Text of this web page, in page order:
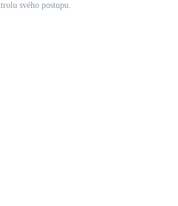
svého postupu.